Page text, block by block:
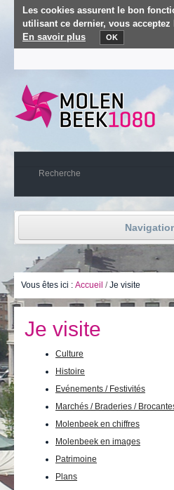
Les cookies assurent le bon
utilisant ce dernier, vous
En savoir plus
OK
Accueil
Vie politique
Publications
Actualités
Actualités
Vous êtes ici : Accueil /Je visite
Je visite
Culture
Histoire
Evénements / Festivités
Marchés / Braderies /
Molenbeek en chiffres
Molenbeek en images
Patrimoine
Plans